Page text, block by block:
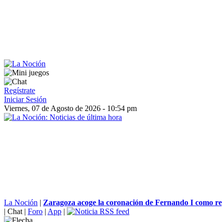
Regístrate
Iniciar Sesión
Viernes, 07 de Agosto de 2026 - 10:54 pm
La Noción | Zaragoza acoge la coronación de Fernando I como
| Chat | Foro | App |